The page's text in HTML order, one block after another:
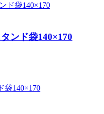
ンド袋140×170